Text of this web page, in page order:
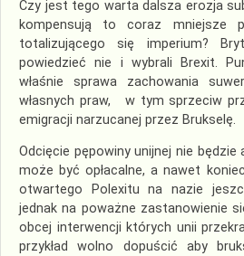
Czy jest tego warta dalsza erozja
kompensują to coraz mniejsze
totalizującego się imperium?
powiedzieć nie i wybrali Brexit.
właśnie sprawa zachowania
własnych praw, w tym sprzeciw
emigracji narzucanej przez Brukselę.
Odcięcie pępowiny unijnej nie
może być opłacalne, a nawet
otwartego Polexitu na nazie
jednak na poważne zastanowienie
obcej interwencji których unii
przykład wolno dopuścić aby